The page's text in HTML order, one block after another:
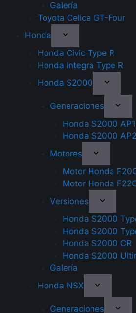
Galería
Toyota Celica GT-Four
Honda
Honda Civic Type R
Honda Integra Type R
Honda S2000
Generaciones
Honda S2000 AP1
Honda S2000 AP2
Motores
Motor Honda
Motor Honda
Versiones
Honda S2000
Honda S2000
Honda S2000 CR
Honda S2000
Galería
Honda NSX
Generaciones